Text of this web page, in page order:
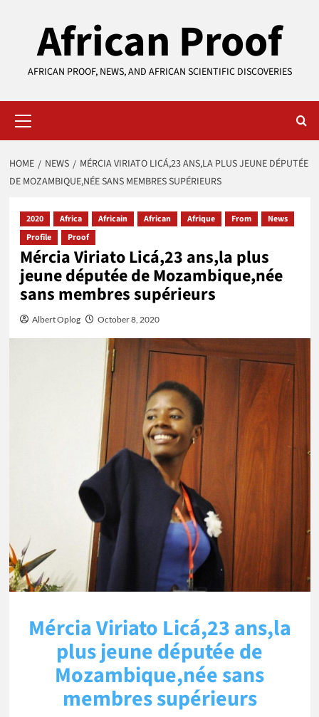
African Proof
AFRICAN PROOF, NEWS, AND AFRICAN SCIENTIFIC DISCOVERIES
Menu
HOME NEWS
MÉRCIA VIRIATO LICÁ,23 ANS,LA PLUS JEUNE DÉPUTÉE
DE MOZAMBIQUE,NÉE SANS MEMBRES SUPÉRIEURS
2020 Africa Africain African Afrique From
News
Profile
Proof
Mércia Viriato Licá,23 ans,la plus
jeune députée de Mozambique,née
sans membres supérieurs
Albert Oplog October 8, 2020
Mércia Viriato Licá,23 ans,la
plus jeune députée de
Mozambique,née sans
membres supérieurs